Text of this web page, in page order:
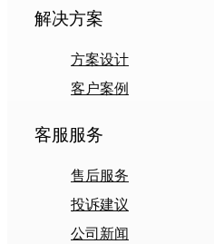
解决方案
方案设计
客户案例
客服服务
售后服务
投诉建议
公司新闻